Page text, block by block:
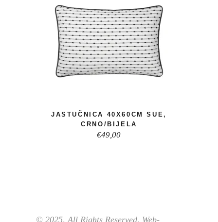
JASTUČNICA 40X60CM SUE,
CRNO/BIJELA
€49,00
© 2025, All Rights Reserved, Web-